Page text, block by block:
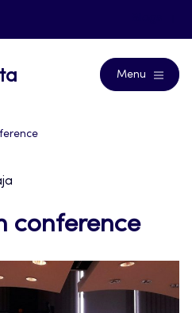
Menu
conference